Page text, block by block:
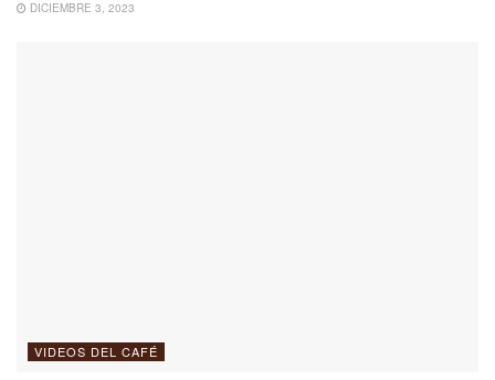
DICIEMBRE 3, 2023
VIDEOS DEL CAFÉ